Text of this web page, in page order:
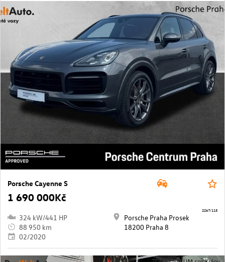
Porsche Cayenne S
1 690 000Kč
324 kW/441 HP
88 950 km
02/2020
Porsche Praha Prosek
18200 Praha 8
2267/115